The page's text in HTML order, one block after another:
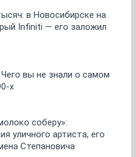
в Новосибирске на
Infiniti — его заложил
вы не знали о самом
х
соберу»:
уличного артиста, его
Степановича